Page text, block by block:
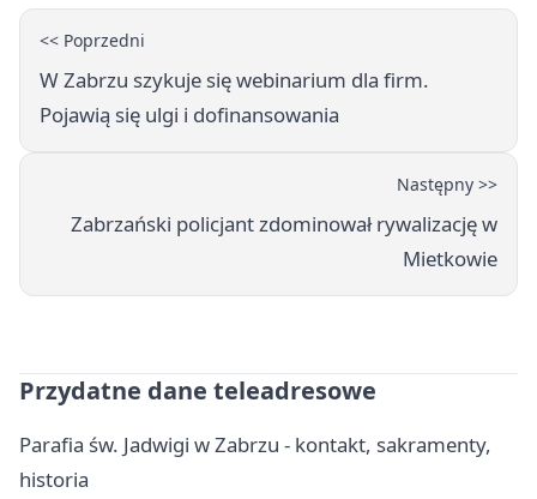
<< Poprzedni
W Zabrzu szykuje się webinarium dla firm.
Pojawią się ulgi i dofinansowania
Następny >>
Zabrzański policjant zdominował rywalizację w
Mietkowie
Przydatne dane teleadresowe
Parafia św. Jadwigi w Zabrzu - kontakt, sakramenty,
historia